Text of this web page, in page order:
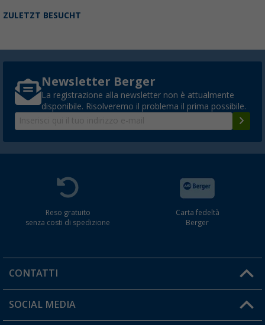
ZULETZT BESUCHT
Newsletter Berger
La registrazione alla newsletter non è attualmente
disponibile. Risolveremo il problema il prima possibile.
Reso gratuito
senza costi di spedizione
Carta fedeltà
Berger
CONTATTI
Orari di apertura del servizio:
SOCIAL MEDIA